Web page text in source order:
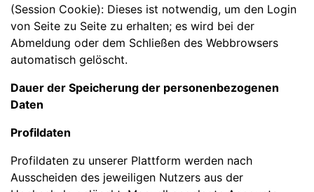
(Session Cookie): Dieses ist notwendig, um den Login
von Seite zu Seite zu erhalten; es wird bei der
Abmeldung oder dem Schließen des Webbrowsers
automatisch gelöscht.
Dauer der Speicherung der personenbezogenen
Daten
Profildaten
Profildaten zu unserer Plattform werden nach
Ausscheiden des jeweiligen Nutzers aus der